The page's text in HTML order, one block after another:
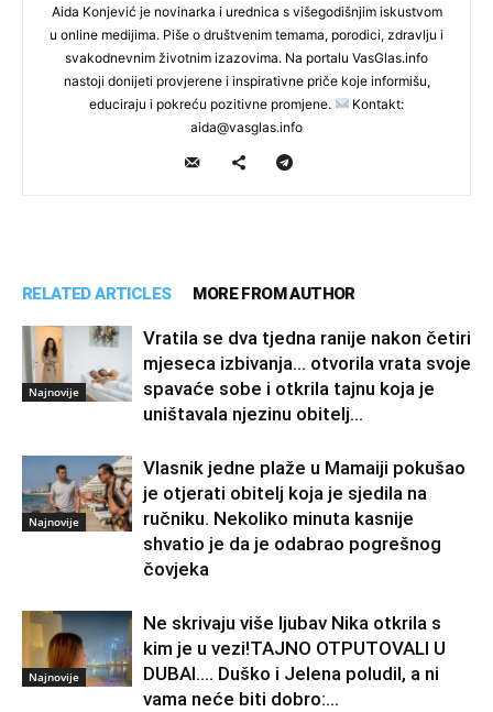
Aida Konjević je novinarka i urednica s višegodišnjim iskustvom
u online medijima. Piše o društvenim temama, porodici, zdravlju i
svakodnevnim životnim izazovima. Na portalu VasGlas.info
nastoji donijeti provjerene i inspirativne priče koje informišu,
educiraju i pokreću pozitivne promjene.
Kontakt:
aida@vasglas.info
RELATED ARTICLES MORE FROM AUTHOR
Najnovije
Vratila se dva tjedna ranije nakon četiri
mjeseca izbivanja… otvorila vrata svoje
spavaće sobe i otkrila tajnu koja je
uništavala njezinu obitelj…
Najnovije
Vlasnik jedne plaže u Mamaiji pokušao
je otjerati obitelj koja je sjedila na
ručniku. Nekoliko minuta kasnije
shvatio je da je odabrao pogrešnog
čovjeka
Najnovije
Ne skrivaju više ljubav Nika otkrila s
kim je u vezi!TAJNO OTPUTOVALI U
DUBAI…. Duško i Jelena poludil, a ni
vama neće biti dobro:...